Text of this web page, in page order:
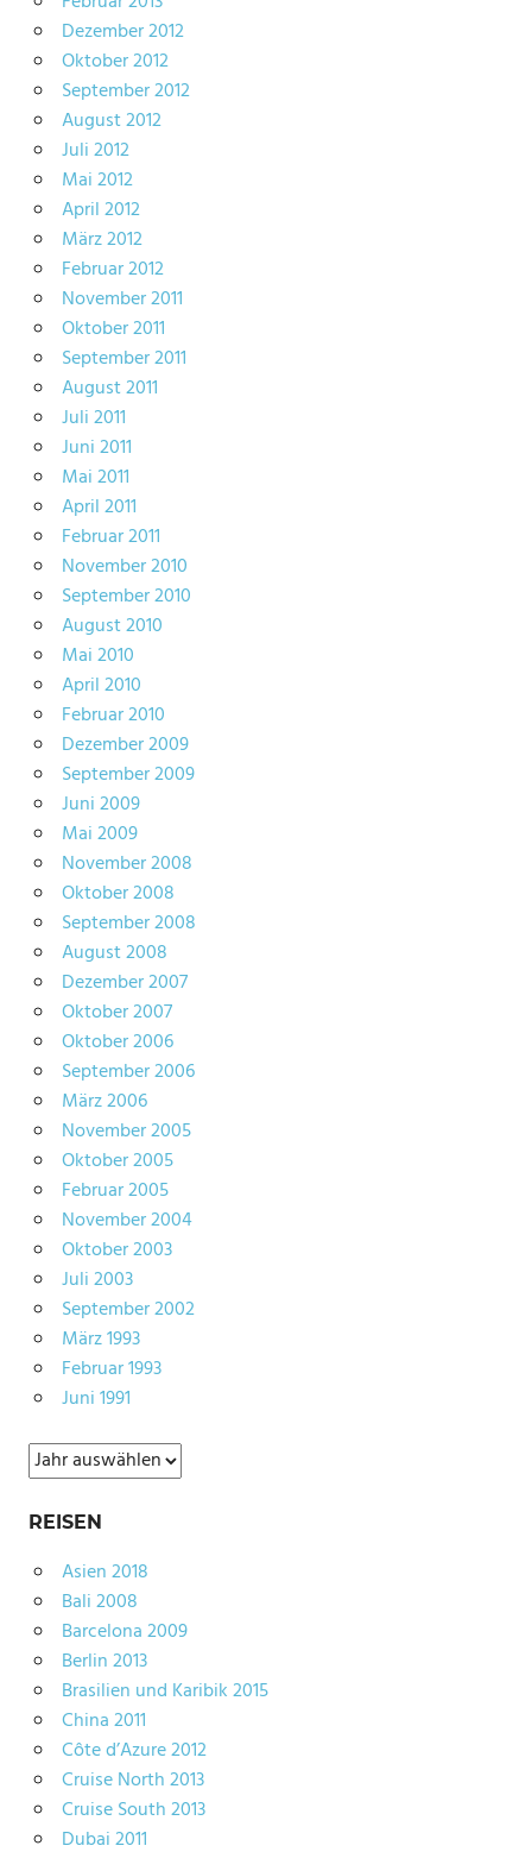
Dezember 2012
Oktober 2012
September 2012
August 2012
Juli 2012
Mai 2012
April 2012
März 2012
Februar 2012
November 2011
Oktober 2011
September 2011
August 2011
Juli 2011
Juni 2011
Mai 2011
April 2011
Februar 2011
November 2010
September 2010
August 2010
Mai 2010
April 2010
Februar 2010
Dezember 2009
September 2009
Juni 2009
Mai 2009
November 2008
Oktober 2008
September 2008
August 2008
Dezember 2007
Oktober 2007
Oktober 2006
September 2006
März 2006
November 2005
Oktober 2005
Februar 2005
November 2004
Oktober 2003
Juli 2003
September 2002
März 1993
Februar 1993
Juni 1991
Archiv
REISEN
Asien 2018
Bali 2008
Barcelona 2009
Berlin 2013
Brasilien und Karibik 2015
China 2011
Côte d’Azure 2012
Cruise North 2013
Cruise South 2013
Dubai 2011